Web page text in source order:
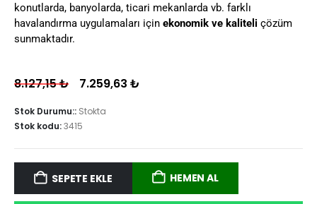
konutlarda, banyolarda, ticari mekanlarda vb. farklı
havalandırma uygulamaları için ekonomik ve kaliteli çözüm
sunmaktadır.
8.127,15₺ 7.259,63₺
Stok Durumu:: Stokta
Stok kodu:3415
SEPETE EKLE HEMEN AL